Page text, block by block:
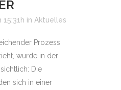
in Aktuelles
Prozess
wurde in der
Die
sich in einer